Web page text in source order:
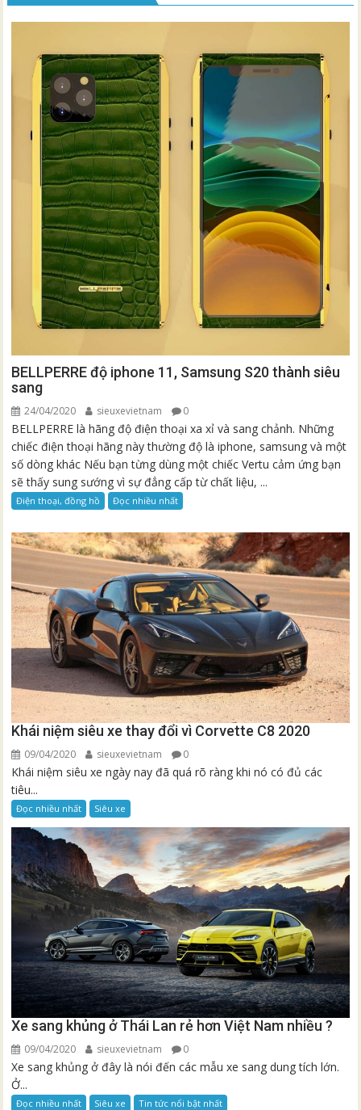
BELLPERRE độ iphone 11, Samsung S20 thành siêu
sang
24/04/2020 sieuxevietnam 0
BELLPERRE là hãng độ điện thoại xa xỉ và sang chảnh. Những
chiếc điện thoại hãng này thường độ là iphone, samsung và một
số dòng khác Nếu bạn từng dùng một chiếc Vertu cảm ứng bạn
sẽ thấy sung sướng vì sự đẳng cấp từ chất liệu, ...
Điện thoại, đồng hồ Đọc nhiều nhất
Khái niệm siêu xe thay đổi vì Corvette C8 2020
09/04/2020 sieuxevietnam 0
Khái niệm siêu xe ngày nay đã quá rõ ràng khi nó có đủ các
tiêu...
Đọc nhiều nhất Siêu xe
Xe sang khủng ở Thái Lan rẻ hơn Việt Nam nhiều ?
09/04/2020 sieuxevietnam 0
Xe sang khủng ở đây là nói đến các mẫu xe sang dung tích lớn.
Ở...
Đọc nhiều nhất Siêu xe Tin tức nổi bật nhất